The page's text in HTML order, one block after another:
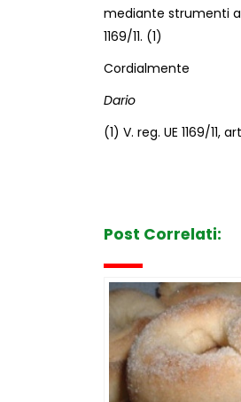
mediante strumenti
1169/11. (1)
Cordialmente
Dario
(1) V. reg. UE 1169/11,
Post Correlati: